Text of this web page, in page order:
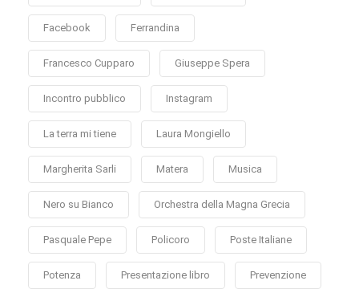
Facebook Ferrandina
Francesco Cupparo Giuseppe Spera
Incontro pubblico Instagram
La terra mi tiene Laura Mongiello
Margherita Sarli Matera Musica
Nero su Bianco Orchestra della Magna Grecia
Pasquale Pepe Policoro Poste Italiane
Potenza Presentazione libro Prevenzione